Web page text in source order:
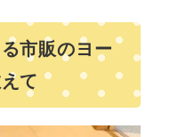
市販のヨー
て